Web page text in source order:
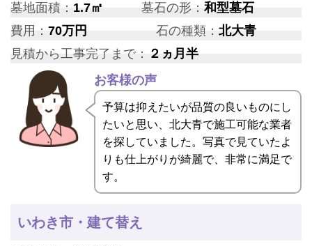
墓地面積： 1.7㎡ 墓石の形：和型墓石
費用： 70万円 石の種類： 北大青
見積から工事完了まで： ２ヵ月半
お客様の声
予算は抑えたいが品質の良いものにし
たいと思い、北大青で施工可能な業者
を探していました。写真で見ていたよ
りも仕上がりが綺麗で、非常に満足で
す。
いわき市・建て替え